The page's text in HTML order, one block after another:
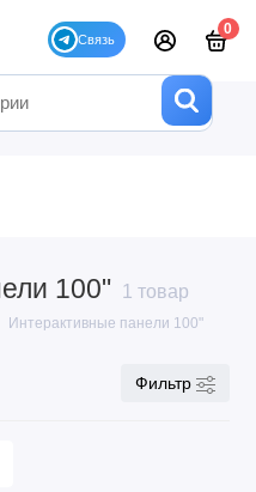
0
100" 1 товар
Интерактивные панели 100"
Фильтр